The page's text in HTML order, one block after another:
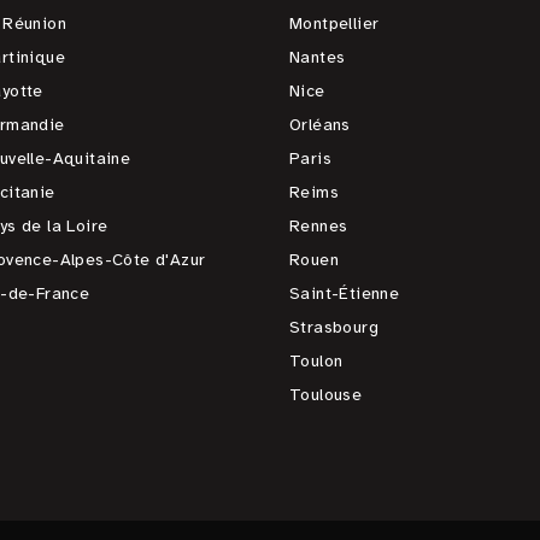
Aquitaine
de la Loire
Alpes-Côte d'Azur
de-France
Montpellier
Nantes
Nice
Orléans
Paris
Reims
Rennes
Rouen
Saint-Étienne
Strasbourg
Toulon
Toulouse